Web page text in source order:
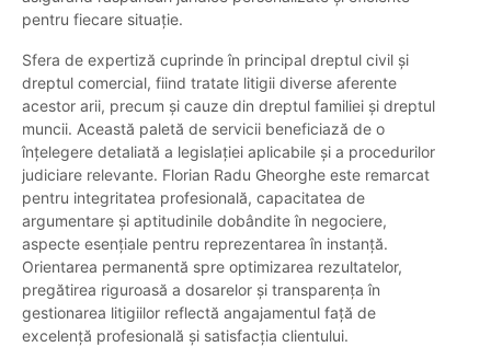
pentru fiecare situație.
Sfera de expertiză cuprinde în principal dreptul civil și
dreptul comercial, fiind tratate litigii diverse aferente
acestor arii, precum și cauze din dreptul familiei și dreptul
muncii. Această paletă de servicii beneficiază de o
înțelegere detaliată a legislației aplicabile și a procedurilor
judiciare relevante. Florian Radu Gheorghe este remarcat
pentru integritatea profesională, capacitatea de
argumentare și aptitudinile dobândite în negociere,
aspecte esențiale pentru reprezentarea în instanță.
Orientarea permanentă spre optimizarea rezultatelor,
pregătirea riguroasă a dosarelor și transparența în
gestionarea litigiilor reflectă angajamentul față de
excelență profesională și satisfacția clientului.